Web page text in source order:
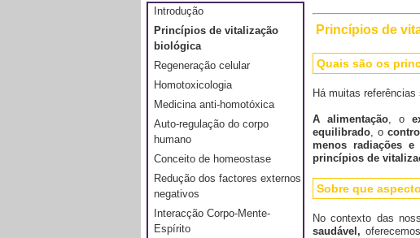
Introdução
Princípios de vitalização
biológica
Regeneração celular
Homotoxicologia
Medicina anti-homotóxica
Auto-regulação do corpo
humano
Conceito de homeostase
Redução dos factores externos
negativos
Interacção Corpo-Mente-
Espírito
Princípios de
Quais são os
Há muitas referências
A alimentação, o
equilibrado , o
menos radiações
princípios de
Sobre que
No contexto das
saudável,